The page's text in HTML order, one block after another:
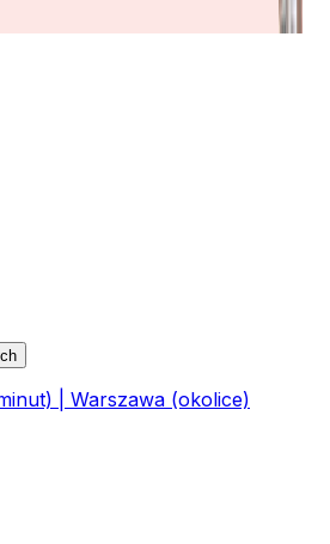
| Warszawa (okolice)